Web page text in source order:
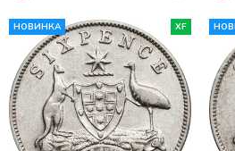
НОВИНКА XF